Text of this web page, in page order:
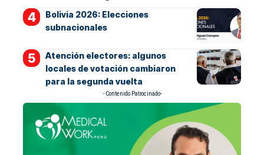
Bolivia 2026: Elecciones
subnacionales
Atención electores: algunos
locales de votación cambiaron
para la segunda vuelta
- Contenido Patrocinado-